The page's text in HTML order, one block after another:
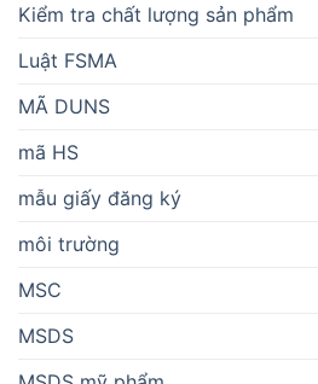
Kiểm tra chất lượng sản phẩm
Luật FSMA
MÃ DUNS
mã HS
mẫu giấy đăng ký
môi trường
MSC
MSDS